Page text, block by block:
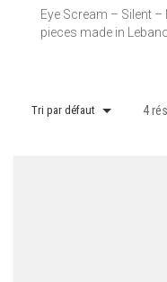
Eye Scream – Silent
pieces made in
Tri par défaut 4